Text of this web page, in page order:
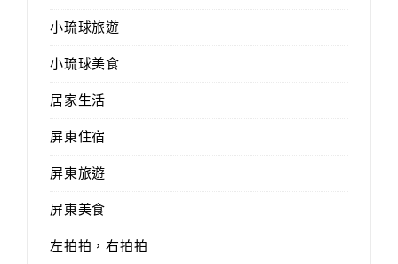
小琉球旅遊
小琉球美食
居家生活
屏東住宿
屏東旅遊
屏東美食
左拍拍，右拍拍